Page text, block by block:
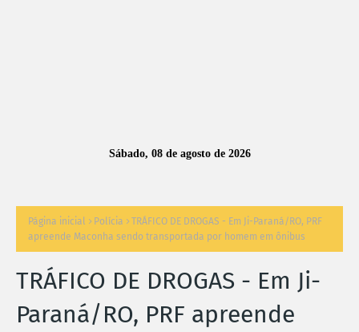
Sábado, 08 de agosto de 2026
Página inicial Polícia
TRÁFICO DE DROGAS - Em Ji-Paraná/RO, PRF
apreende Maconha sendo transportada por homem em ônibus
TRÁFICO DE DROGAS - Em Ji-
Paraná/RO, PRF apreende